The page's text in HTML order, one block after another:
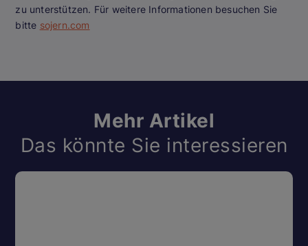
zu unterstützen. Für weitere Informationen besuchen Sie
bitte sojern.com
Mehr Artikel
Das könnte Sie interessieren